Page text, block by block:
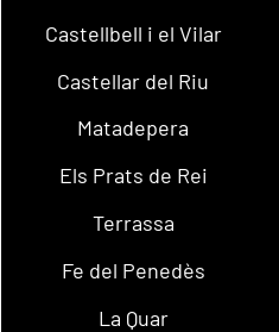
Castellbell i el Vilar
Castellar del Riu
Matadepera
Els Prats de Rei
Terrassa
Fe del Penedès
La Quar